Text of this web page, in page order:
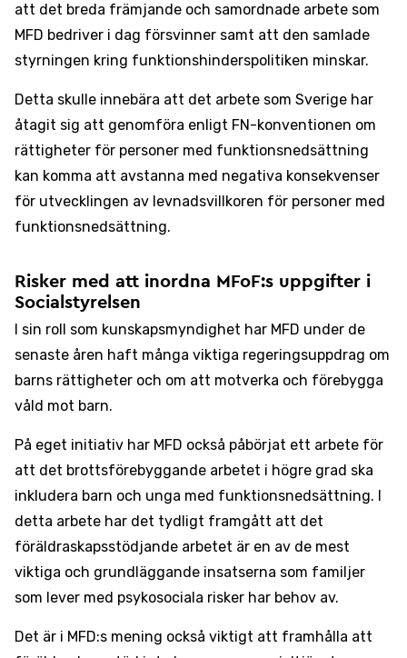
att det breda främjande och samordnade arbete som
MFD bedriver i dag försvinner samt att den samlade
styrningen kring funktionshinderspolitiken minskar.
Detta skulle innebära att det arbete som Sverige har
åtagit sig att genomföra enligt FN-konventionen om
rättigheter för personer med funktionsnedsättning
kan komma att avstanna med negativa konsekvenser
för utvecklingen av levnadsvillkoren för personer med
funktionsnedsättning.
Risker med att inordna MFoF:s uppgifter i
Socialstyrelsen
I sin roll som kunskapsmyndighet har MFD under de
senaste åren haft många viktiga regeringsuppdrag om
barns rättigheter och om att motverka och förebygga
våld mot barn.
På eget initiativ har MFD också påbörjat ett arbete för
att det brottsförebyggande arbetet i högre grad ska
inkludera barn och unga med funktionsnedsättning. I
detta arbete har det tydligt framgått att det
föräldraskapsstödjande arbetet är en av de mest
viktiga och grundläggande insatserna som familjer
som lever med psykosociala risker har behov av.
Det är i MFD:s mening också viktigt att framhålla att